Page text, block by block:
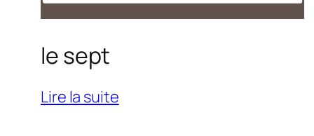
le sept
Lire la suite: